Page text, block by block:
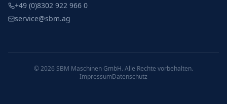
+49 (0)8302 922 966 0
service@sbm.ag
©2026 SBM Maschinen GmbH. Alle Rechte vorbehalten.
ImpressumDatenschutz